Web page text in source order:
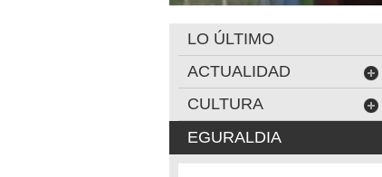
LO ÚLTIMO
ACTUALIDAD
CULTURA
EGURALDIA